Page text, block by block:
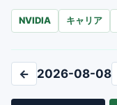
NVIDIA キャリア
← 2026-08-08